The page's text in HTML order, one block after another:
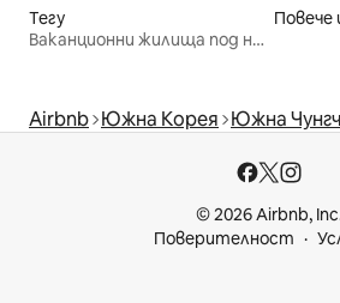
Тегу
Ваканционни жилища под наем
Повече
Airbnb Южна Корея Южна
© 2026 Airbnb,
Поверителност